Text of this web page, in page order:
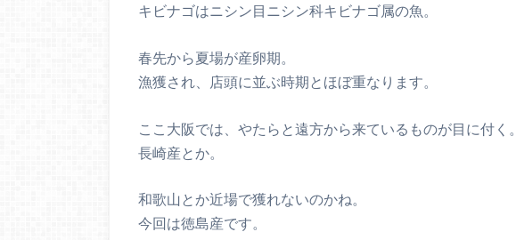
キビナゴはニシン目ニシン科キビナゴ属の魚。
春先から夏場が産卵期。
漁獲され、店頭に並ぶ時期とほぼ重なります。
ここ大阪では、やたらと遠方から来ているものが目に付く。
長崎産とか。
和歌山とか近場で獲れないのかね。
今回は徳島産です。